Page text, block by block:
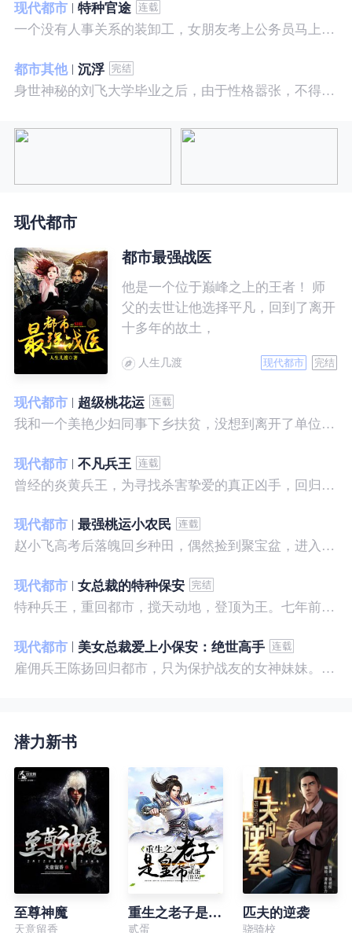
现代都市
特种官途
一个没有人事关系的装卸工，女朋友考上公务员马上抛弃了他，却是没有想到他也考上了公务员，奇迹般成为高官……
都市其他
沉浮
身世神秘的刘飞大学毕业之后，由于性格嚣张，不得不一而再再而三的面临着重重危机，受到了来自各方面的全方位打压
现代都市
都市最强战医
他是一个位于巅峰之上的王者！ 师
父的去世让他选择平凡，回到了离开
十多年的故土，
人生几渡 现代都市 完结
现代都市
超级桃花运
我和一个美艳少妇同事下乡扶贫，没想到离开了单位之后，她就性格大变……
现代都市
不凡兵王
曾经的炎黄兵王，为寻找杀害挚爱的真正凶手，回归都市，开始了一段精彩绝伦的征程。
现代都市
最强桃运小农民
赵小飞高考后落魄回乡种田，偶然捡到聚宝盆，进入聚宝洞，从此开启了发家致富、拳打村霸、坐拥美女的桃运巅峰人生！
现代都市
女总裁的特种保安
特种兵王，重回都市，搅天动地，登顶为王。七年前，他是社会底层的小混混，七年后，他是经历过战与火考验的特种兵王。
现代都市
美女总裁爱上小保安：绝世高手
雇佣兵王陈扬回归都市，只为保护战友的女神妹妹。繁华都市里，陈扬如鱼得水，，逍遥自在。
潜力新书
至尊神魔
天意留香
重生之老子是皇帝
贰蛋
匹夫的逆袭
骁骑校